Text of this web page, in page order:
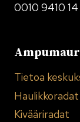
0010 9410 14
Tietoa
Haulikkoradat
Kivääriradat